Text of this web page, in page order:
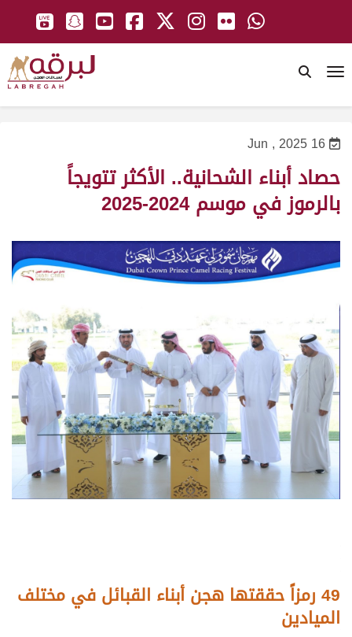
16 Jun , 2025
حصاد أبناء الشحانية.. الأكثر تتويجاً
بالرموز في موسم 2024-2025
49 رمزاً حققتها هجن أبناء القبائل في مختلف
الميادين